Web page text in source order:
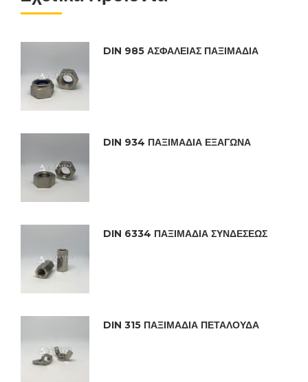
DIN 985 ΑΣΦΑΛΕΙΑΣ ΠΑΞΙΜΑΔΙΑ
DIN 934 ΠΑΞΙΜΑΔΙΑ ΕΞΑΓΩΝΑ
DIN 6334 ΠΑΞΙΜΑΔΙΑ ΣΥΝΔΕΣΕΩΣ
DIN 315 ΠΑΞΙΜΑΔΙΑ ΠΕΤΑΛΟΥΔΑ